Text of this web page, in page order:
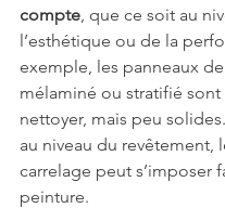
compte , que ce soit au
l’esthétique ou de la
exemple, les panneaux
mélaminé ou stratifié sont
nettoyer, mais peu
au niveau du revêtement,
carrelage peut s’imposer
peinture.